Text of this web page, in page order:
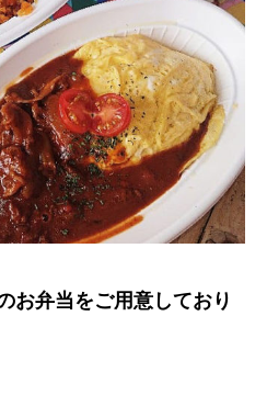
お弁当をご用意しており